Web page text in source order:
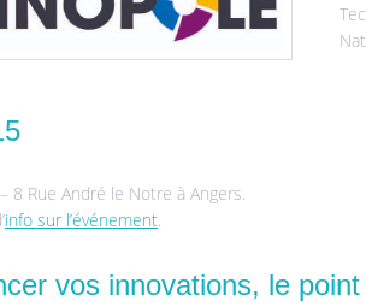
8 Rue André le Notre à Angers.
info sur l’événement.
vos innovations, le